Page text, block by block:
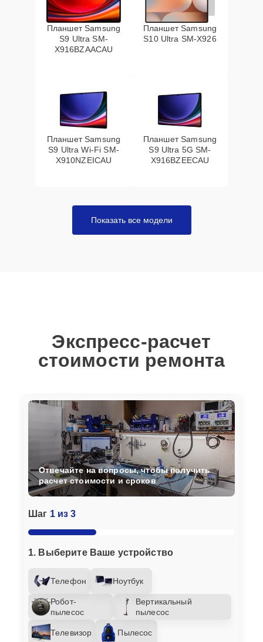
Планшет Samsung
S9 Ultra SM-
X916BZAACAU
Планшет Samsung
S10 Ultra SM-X926
Планшет Samsung
S9 Ultra Wi-Fi SM-
X910NZEICAU
Планшет Samsung
S9 Ultra 5G SM-
X916BZEECAU
Показать все модели
Экспресс-расчет
стоимости ремонта
Шаг 1 из 3
1. Выберите Ваше устройство
Телефон Ноутбук
Робот-
пылесос
Вертикальный
пылесос
Телевизор Пылесос
Отвечайте на вопросы, чтобы получить
расчет стоимости и сроков